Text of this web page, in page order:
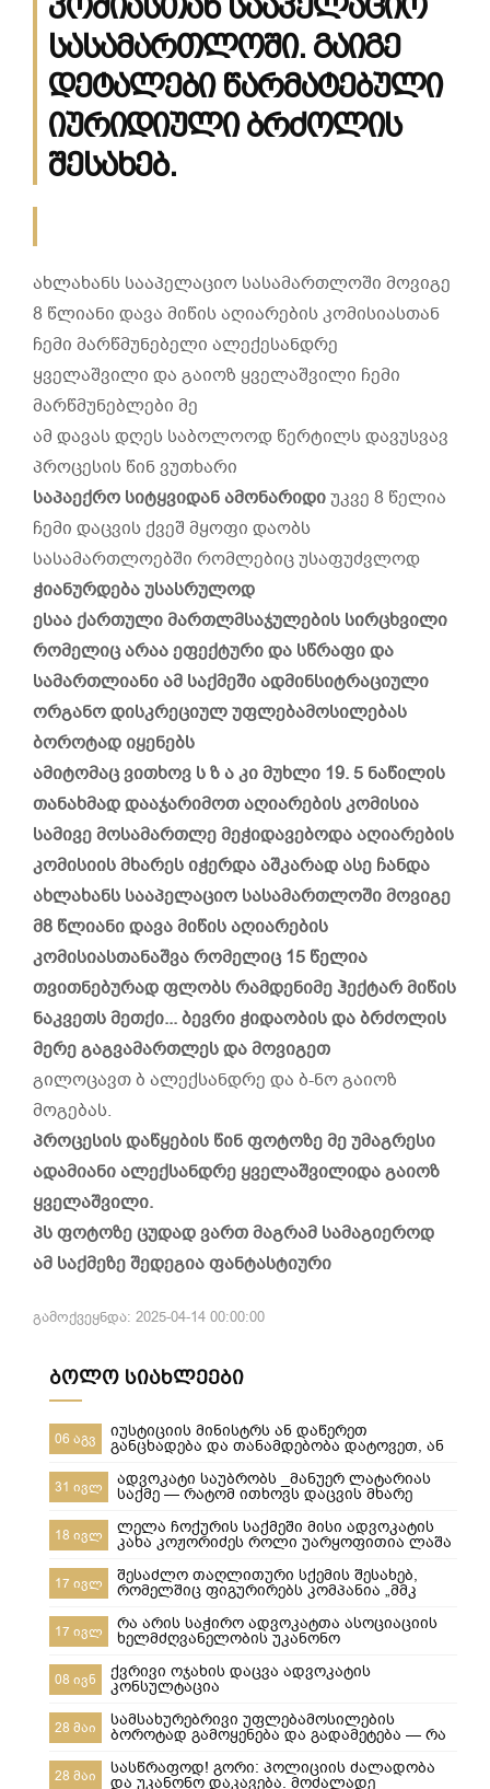
სასამართლოში. გაიგე
დეტალები წარმატებული
იურიდიული ბრძოლის
შესახებ.
ახლახანს სააპელაციო სასამართლოში მოვიგე
8 წლიანი დავა მიწის აღიარების კომისიასთან
ჩემი მარწმუნებელი ალექესანდრე
ყველაშვილი და გაიოზ ყველაშვილი ჩემი
მარწმუნებლები მე
ამ დავას დღეს საბოლოოდ წერტილს დავუსვავ
პროცესის წინ ვუთხარი
საპაექრო სიტყვიდან ამონარიდიუკვე 8 წელია
ჩემი დაცვის ქვეშ მყოფი დაობს
სასამართლოებში რომლებიც უსაფუძვლოდ
ჭიანურდება უსასრულოდ
ესაა ქართული მართლმსაჯულების სირცხვილი
რომელიც არაა ეფექტური და სწრაფი და
სამართლიანი ამ საქმეში ადმინსიტრაციული
ორგანო დისკრეციულ უფლებამოსილებას
ბოროტად იყენებს
ამიტომაც ვითხოვ ს ზ ა კი მუხლი 19. 5 ნაწილის
თანახმად დააჯარიმოთ აღიარების კომისია
სამივე მოსამართლე მეჭიდავებოდა აღიარების
კომისიის მხარეს იჭერდა აშკარად ასე ჩანდა
ახლახანს სააპელაციო სასამართლოში მოვიგე
მ8 წლიანი დავა მიწის აღიარების
კომისიასთანაშვა რომელიც 15 წელია
თვითნებურად ფლობს რამდენიმე ჰექტარ მიწის
ნაკვეთს მეთქი... ბევრი ჭიდაობის და ბრძოლის
მერე გაგვამართლეს და მოვიგეთ
გილოცავთ ბ ალექსანდრე და ბ-ნო გაიოზ
მოგებას.
პროცესის დაწყების წინ ფოტოზე მე უმაგრესი
ადამიანი ალექსანდრე ყველაშვილიდა გაიოზ
ყველაშვილი.
პს ფოტოზე ცუდად ვართ მაგრამ სამაგიეროდ
ამ საქმეზე შედეგია ფანტასტიური
გამოქვეყნდა: 2025-04-14 00:00:00
ბოლო სიახლეები
06 აგვ იუსტიციის მინისტრს ან დაწერეთ
განცხადება და თანამდებობა დატოვეთ, ან
მიხედეთ საჯარო რეესტრის თანამშრომლებს
31 ივლ ადვოკატი საუბრობს _მანუერ ლატარიას
საქმე — რატომ ითხოვს დაცვის მხარე
უდანაშაულო ცნობილ 10-წლიანი
განაჩენის გადახედვას
18 ივლ ლელა ჩოქურის საქმეში მისი ადვოკატის
კახა კოჟორიძეს როლი უარყოფითია ლაშა
ჯანიბეგაშვილი
17 ივლ შესაძლო თაღლითური სქემის შესახებ,
რომელშიც ფიგურირებს კომპანია „მმკ
ავტოლიზინგი“
17 ივლ რა არის საჭირო ადვოკატთა ასოციაციის
ხელმძღვანელობის უკანონო
ძალმომრეობით ძალადობების
შესაჩერებლად ?
08 ივნ ქვრივი ოჯახის დაცვა ადვოკატის
კონსულტაცია
28 მაი სამსახურებრივი უფლებამოსილების
ბოროტად გამოყენება და გადამეტება — რა
ხდება გორში და რა სასამართლო
პასუხისმგებლობა ეკისრება პოლიციელებს
28 მაი სასწრაფოდ! გორი: პოლიციის ძალადობა
და უკანონო დაკავება. მოძალადე